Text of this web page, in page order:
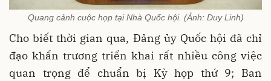
Quang cảnh cuộc họp tại Nhà Quốc hội. (Ảnh: Duy Linh)
Cho biết thời gian qua, Đảng ủy Quốc hội đã chỉ
đạo khẩn trương triển khai rất nhiều công việc
quan trọng để chuẩn bị Kỳ họp thứ 9; Ban